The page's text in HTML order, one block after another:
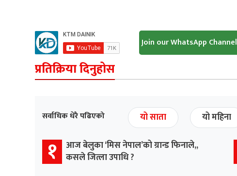
Join our WhatsApp Channel
प्रतिक्रिया दिनुहोस
सर्वाधिक धेरै पढिएको यो साता यो महिना
१ आज बेलुका ‘मिस नेपाल’को ग्रान्ड फिनाले,,
कसले जित्ला उपाधि ?